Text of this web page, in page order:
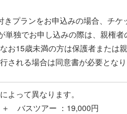
きプランをお申込みの場合、チケ
単独でお申し込みの際は、親権
お15歳未満の方は保護者または
される場合は同意書が必要となり
よって異なります。
バスツアー ：19,000円